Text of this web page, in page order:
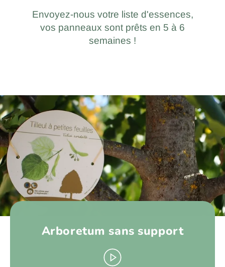
Envoyez-nous votre liste d'essences,
vos panneaux sont prêts en 5 à 6
semaines !
Arboretum sans support